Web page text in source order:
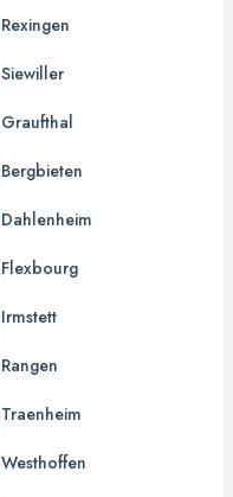
Rexingen
Siewiller
Graufthal
Bergbieten
Dahlenheim
Flexbourg
Irmstett
Rangen
Traenheim
Westhoffen